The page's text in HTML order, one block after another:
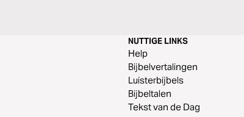
NUTTIGE LINKS
Help
Bijbelvertalingen
Luisterbijbels
Bijbeltalen
Tekst van de Dag